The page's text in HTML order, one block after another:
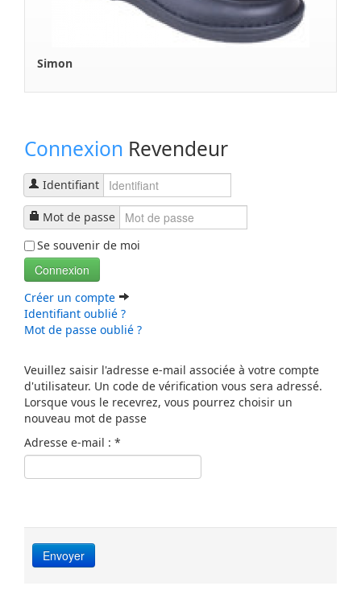
Simon
Connexion Revendeur
Identifiant
Mot de passe
Se souvenir de moi
Connexion
Créer un compte
Identifiant oublié ?
Mot de passe oublié ?
Veuillez saisir l'adresse e-mail associée à votre compte
d'utilisateur. Un code de vérification vous sera adressé.
Lorsque vous le recevrez, vous pourrez choisir un
nouveau mot de passe
Adresse e-mail : *
Envoyer